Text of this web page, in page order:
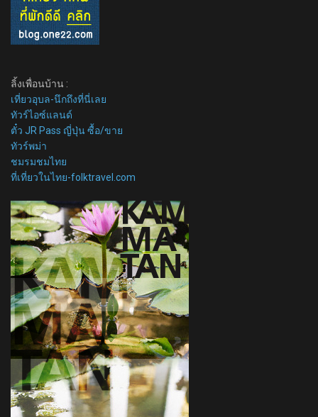
ลิ้งเพื่อนบ้าน :
เที่ยวอุบล-นึกถึงที่นี่เลย
ทัวร์ไอซ์แลนด์
ตั๋ว JR Pass ญี่ปุ่น ซื้อ/ขาย
ทัวร์พม่า
ชมรมชมไทย
ที่เที่ยวในไทย-folktravel.com